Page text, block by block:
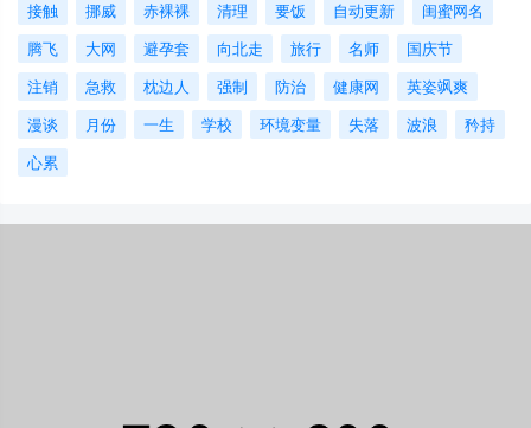
接触 挪威 赤裸裸 清理 要饭 自动更新
闺蜜网名
腾飞
大网 避孕套 向北走 旅行 名师
国庆节
注销
急救 枕边人 强制 防治 健康网
英姿飒爽
漫谈
月份 一生 学校 环境变量 失落 波浪
矜持
心累